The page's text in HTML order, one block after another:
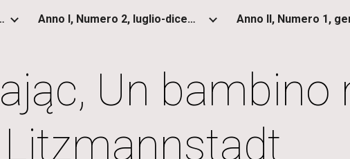
Skip to navigation
giugno 2012 Anno I, Numero 2, luglio-dicembre 2012
Un bambino